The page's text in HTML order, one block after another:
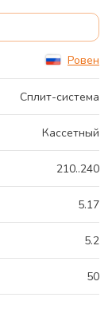
Ровен
Сплит-система
Кассетный
210..240
5.17
5.2
50